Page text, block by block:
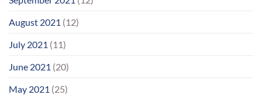
August 2021 (12)
July 2021 (11)
June 2021 (20)
May 2021 (25)